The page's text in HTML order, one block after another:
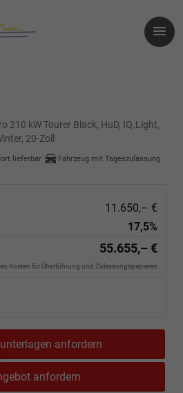
210 kW Tourer Black, HuD, IQ.Light,
20-Zoll
lieferbar
Fahrzeug mit Tageszulassung
11.650,– €
17,5%
55.655,– €
Kosten für Überführung und Zulassungspapieren
anfordern
anfordern